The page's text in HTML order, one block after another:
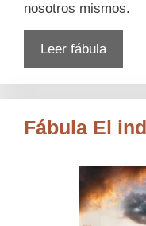
nosotros mismos.
Leer fábula
Fábula El